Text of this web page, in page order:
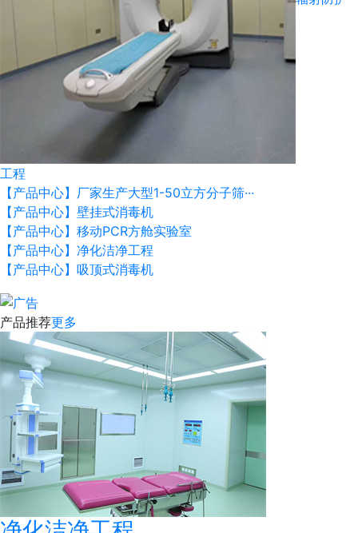
工程
【产品中心】厂家生产大型1-50立方分子筛···
【产品中心】壁挂式消毒机
【产品中心】移动PCR方舱实验室
【产品中心】净化洁净工程
【产品中心】吸顶式消毒机
产品推荐更多